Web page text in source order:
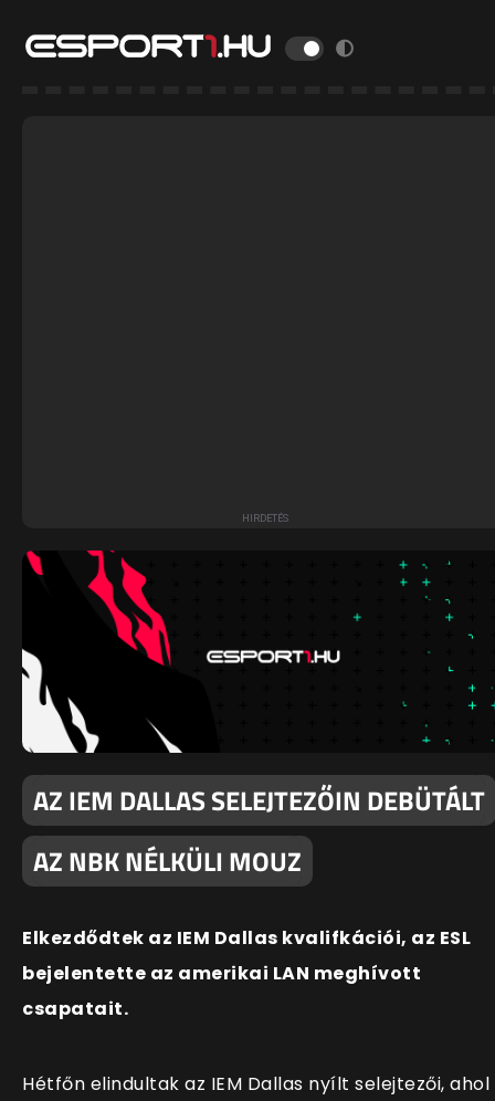
AZ IEM DALLAS SELEJTEZŐIN DEBÜTÁLT
AZ NBK NÉLKÜLI MOUZ
Elkezdődtek az IEM Dallas kvalifkációi, az ESL
bejelentette az amerikai LAN meghívott
csapatait.
Hétfőn elindultak az IEM Dallas nyílt selejtezői, ahol